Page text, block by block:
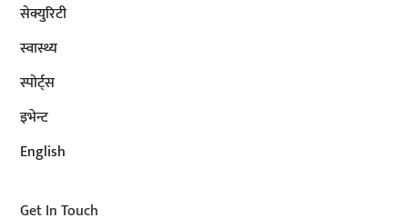
सेक्युरिटी
स्वास्थ्य
स्पोर्ट्स
इभेन्ट
English
Get In Touch